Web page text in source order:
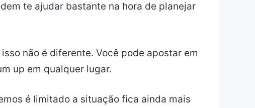
te ajudar bastante na hora de planejar
não é diferente. Você pode apostar em
up em qualquer lugar.
é limitado a situação fica ainda mais